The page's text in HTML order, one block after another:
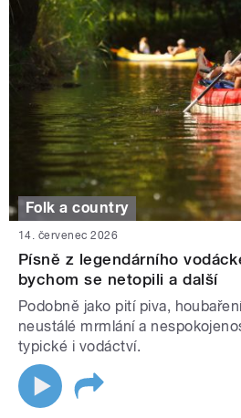
Folk a country
14. červenec 2026
Písně z legendárního
bychom se netopili a další
Podobně jako pití piva,
neustálé mrmlání a
typické i vodáctví.